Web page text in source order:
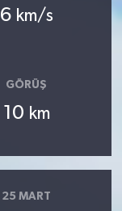
6 km/s
GÖRÜŞ
10 km
25 MART